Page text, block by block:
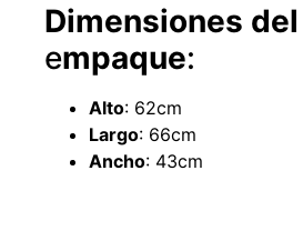
Dimensiones del
empaque:
Alto: 62cm
Largo: 66cm
Ancho: 43cm
Empaquetadura 3/16" 4.8mm neopreno
con 1 tela 3.5MP
$803.797
Agregar al carrito